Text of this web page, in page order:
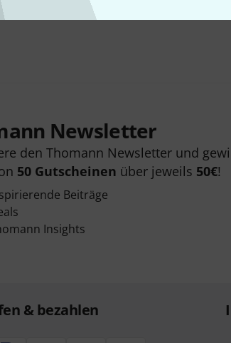
Newsletter
den Thomann Newsletter und
50 Gutscheinen über jeweils 50€!
Beiträge
Insights
& bezahlen